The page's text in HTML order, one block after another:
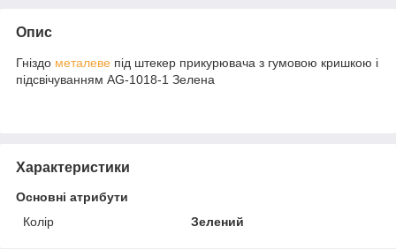
Опис
Гніздо металеве під штекер прикурювача з гумовою кришкою і
підсвічуванням AG-1018-1 Зелена
Характеристики
Основні атрибути
Колір
Зелений